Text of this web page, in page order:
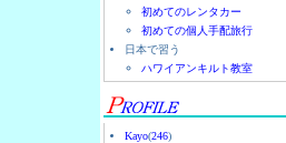
初めてのレンタカー
初めての個人手配旅行
日本で習う
ハワイアンキルト教室
Kayo(246)